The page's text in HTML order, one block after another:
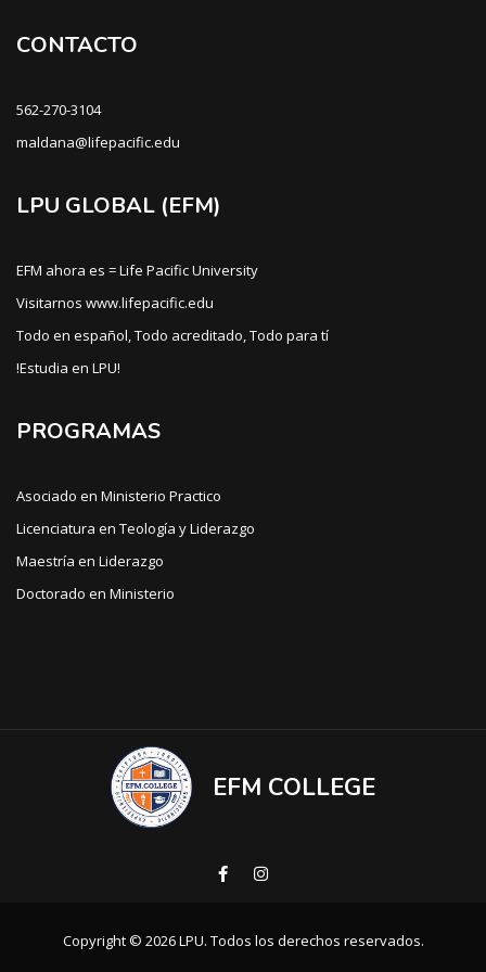
CONTACTO
562-270-3104
maldana@lifepacific.edu
LPU GLOBAL (EFM)
EFM ahora es = Life Pacific University
Visitarnos www.lifepacific.edu
Todo en español, Todo acreditado, Todo para tí
!Estudia en LPU!
PROGRAMAS
Asociado en Ministerio Practico
Licenciatura en Teología y Liderazgo
Maestría en Liderazgo
Doctorado en Ministerio
EFM COLLEGE
Copyright © 2026 LPU. Todos los derechos reservados.